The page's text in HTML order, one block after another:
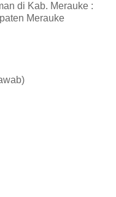
di Kab. Merauke :
Merauke